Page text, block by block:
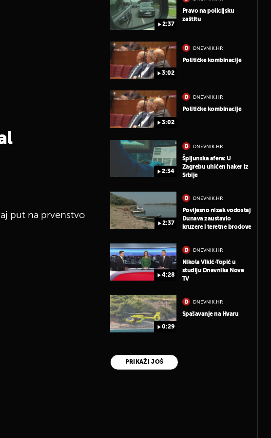
put na prvenstvo
2:37
Pravo na policijsku
zaštitu
3:02
DNEVNIK.HR
Političke kombinacije
3:02
DNEVNIK.HR
Političke kombinacije
2:34
DNEVNIK.HR
Špijunska afera: U
Zagrebu uhićen haker iz
Srbije
2:37
DNEVNIK.HR
Povijesno nizak vodostaj
Dunava zaustavio
kruzere i teretne brodove
4:28
DNEVNIK.HR
Nikola Vikić-Topić u
studiju Dnevnika Nove
TV
0:29
DNEVNIK.HR
Spašavanje na Hvaru
PRIKAŽI JOŠ